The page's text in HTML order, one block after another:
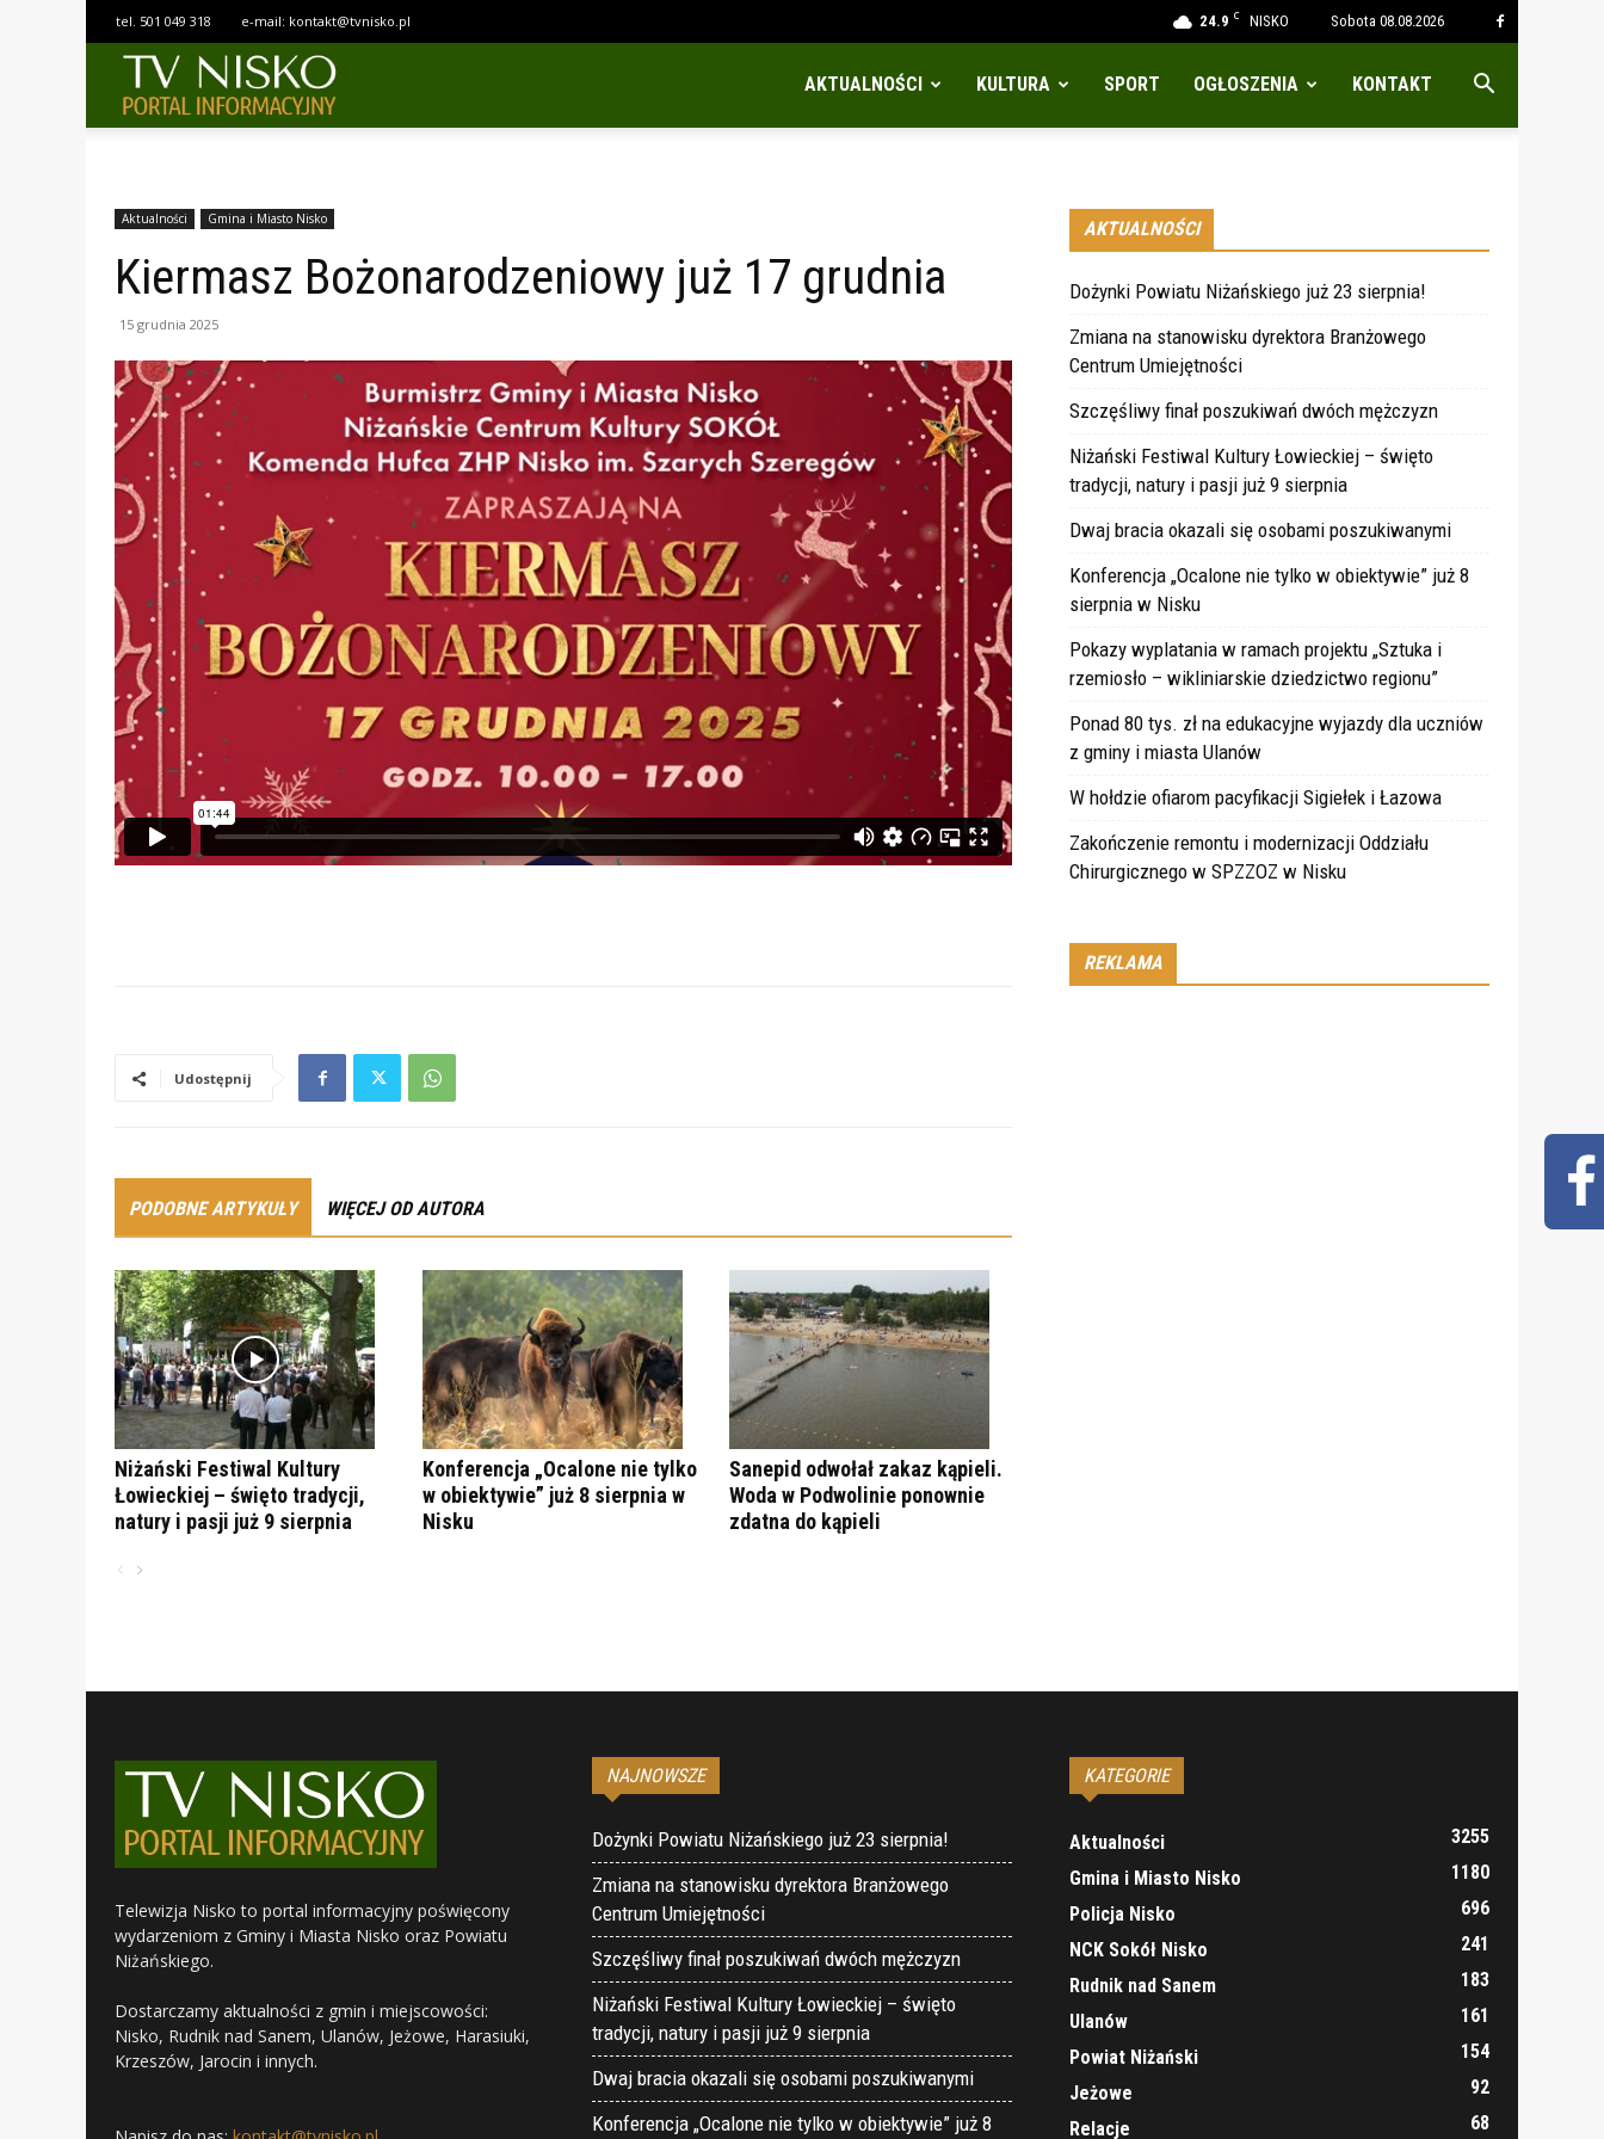
24.9 C NISKO Sobota 08.08.2026
tel. 501 049 318 e-mail: kontakt@tvnisko.pl
AKTUALNOŚCI KULTURA SPORT OGŁOSZENIA KONTAKT
Aktualności Gmina i Miasto Nisko
Kiermasz Bożonarodzeniowy już 17 grudnia
15 grudnia 2025
Udostępnij
PODOBNE ARTYKUŁY WIĘCEJ OD AUTORA
Niżański Festiwal Kultury
Łowieckiej – święto tradycji,
natury i pasji już 9 sierpnia
Konferencja „Ocalone nie tylko
w obiektywie” już 8 sierpnia w
Nisku
Sanepid odwołał zakaz kąpieli.
Woda w Podwolinie ponownie
zdatna do kąpieli
AKTUALNOŚCI
Dożynki Powiatu Niżańskiego już 23 sierpnia!
Zmiana na stanowisku dyrektora Branżowego
Centrum Umiejętności
Szczęśliwy finał poszukiwań dwóch mężczyzn
Niżański Festiwal Kultury Łowieckiej – święto
tradycji, natury i pasji już 9 sierpnia
Dwaj bracia okazali się osobami poszukiwanymi
Konferencja „Ocalone nie tylko w obiektywie” już 8
sierpnia w Nisku
Pokazy wyplatania w ramach projektu „Sztuka i
rzemiosło – wikliniarskie dziedzictwo regionu”
Ponad 80 tys. zł na edukacyjne wyjazdy dla uczniów
z gminy i miasta Ulanów
W hołdzie ofiarom pacyfikacji Sigiełek i Łazowa
Zakończenie remontu i modernizacji Oddziału
Chirurgicznego w SPZZOZ w Nisku
REKLAMA
Telewizja Nisko to portal informacyjny poświęcony
wydarzeniom z Gminy i Miasta Nisko oraz Powiatu
Niżańskiego.
Dostarczamy aktualności z gmin i miejscowości:
Nisko, Rudnik nad Sanem, Ulanów, Jeżowe, Harasiuki,
Krzeszów, Jarocin i innych.
NAJNOWSZE
Dożynki Powiatu Niżańskiego już 23 sierpnia!
Zmiana na stanowisku dyrektora Branżowego
Centrum Umiejętności
Szczęśliwy finał poszukiwań dwóch mężczyzn
Niżański Festiwal Kultury Łowieckiej – święto
tradycji, natury i pasji już 9 sierpnia
Dwaj bracia okazali się osobami poszukiwanymi
Konferencja „Ocalone nie tylko w obiektywie” już 8
KATEGORIE
Aktualności
3255
Gmina i Miasto Nisko
1180
Policja Nisko
696
NCK Sokół Nisko
241
Rudnik nad Sanem
183
Ulanów
161
Powiat Niżański
154
Jeżowe
92
Relacje
68